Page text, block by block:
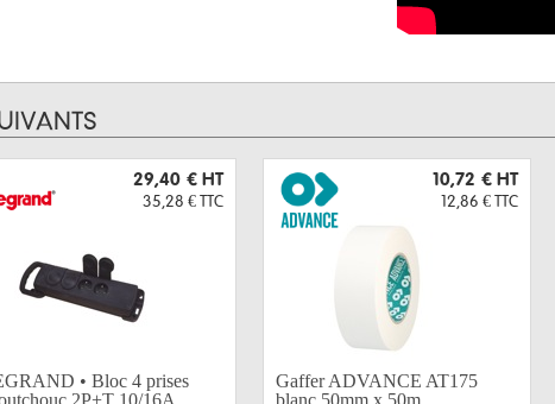
29,40 € HT
35,28 € TTC
• Bloc 4 prises
2P+T 10/16A
10,72 € HT
12,86 € TTC
Gaffer ADVANCE AT175
blanc 50mm x 50m...